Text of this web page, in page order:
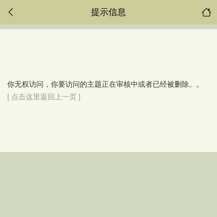
提示信息
你无权访问，你要访问的主题正在审核中或者已经被删除。。
[ 点击这里返回上一页 ]